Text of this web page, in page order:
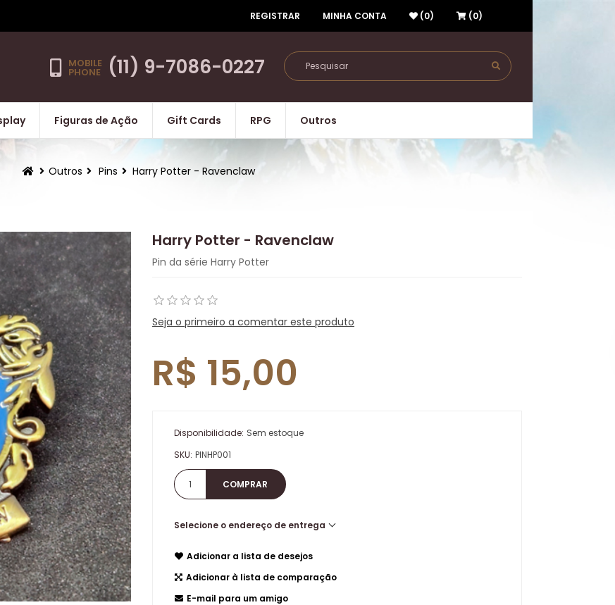
REGISTRAR MINHA CONTA (0) (0)
MOBILE
PHONE (11) 9-7086-0227
Figuras de Ação Gift Cards RPG Outros
Outros Pins Harry Potter - Ravenclaw
Harry Potter - Ravenclaw
Pin da série Harry Potter
Seja o primeiro a comentar este produto
R$ 15,00
Disponibilidade: Sem estoque
SKU: PINHP001
Selecione o endereço de entrega
Adicionar a lista de desejos
Adicionar à lista de comparação
E-mail para um amigo